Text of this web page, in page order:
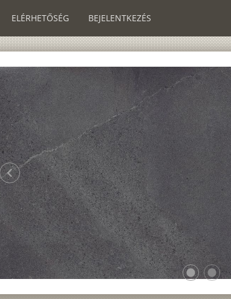
ELÉRHETŐSÉG BEJELENTKEZÉS
lens
lens
chevron_left